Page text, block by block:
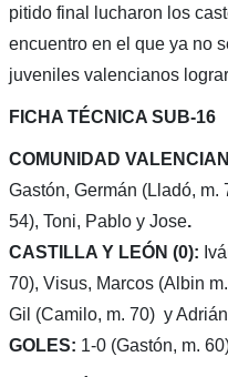
pitido final lucharon los
encuentro en el que ya no
juveniles valencianos
FICHA TÉCNICA SUB-16
COMUNIDAD
Gastón, Germán (Lladó, m.
54), Toni, Pablo y Jose.
CASTILLA Y LEÓN (0):
70), Visus, Marcos (Albin
Gil (Camilo, m. 70) y Adrián
GOLES: 1-0 (Gastón, m.